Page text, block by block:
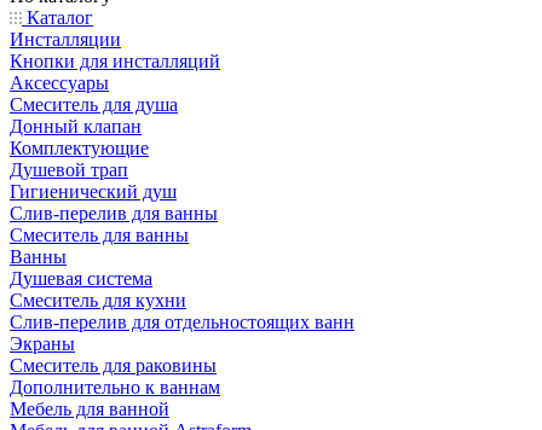
Каталог
Инсталляции
Кнопки для инсталляций
Аксессуары
Смеситель для душа
Донный клапан
Комплектующие
Душевой трап
Гигиенический душ
Слив-перелив для ванны
Смеситель для ванны
Ванны
Душевая система
Смеситель для кухни
Слив-перелив для отдельностоящих ванн
Экраны
Смеситель для раковины
Дополнительно к ваннам
Мебель для ванной